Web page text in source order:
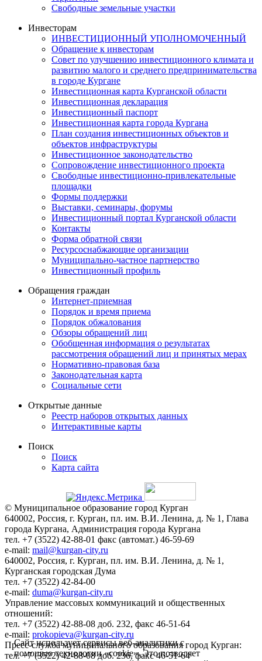
Свободные земельные участки
Инвесторам
ИНВЕСТИЦИОННЫЙ УПОЛНОМОЧЕННЫЙ
Обращение к инвесторам
Совет по улучшению инвестиционного климата и
развитию малого и среднего предпринимательства
в городе Кургане
Инвестиционная карта Курганской области
Инвестиционная декларация
Инвестиционный паспорт
Инвестиционная карта города Кургана
План создания инвестиционных объектов и
объектов инфраструктуры
Инвестиционное законодательство
Сопровождение инвестиционного проекта
Свободные инвестиционно-привлекательные
площадки
Формы поддержки
Выставки, семинары, форумы
Инвестиционный портал Курганской области
Контакты
Форма обратной связи
Ресурсоснабжающие организации
Муниципально-частное партнерство
Инвестиционный профиль
Обращения граждан
Интернет-приемная
Порядок и время приема
Порядок обжалования
Обзоры обращений лиц
Обобщенная информация о результатах
рассмотрения обращений лиц и принятых мерах
Нормативно-правовая база
Законодательная карта
Социальные сети
Открытые данные
Реестр наборов открытых данных
Интерактивные карты
Поиск
Поиск
Карта сайта
© Муниципальное образование город Курган
640002, Россия, г. Курган, пл. им. В.И. Ленина, д. № 1, Глава
города Кургана, Администрация города Кургана
тел. +7 (3522) 42-88-01 факс (автомат.) 46-59-69
e-mail: mail@kurgan-city.ru
640002, Россия, г. Курган, пл. им. В.И. Ленина, д. № 1,
Курганская городская Дума
тел. +7 (3522) 42-84-00
e-mail: duma@kurgan-city.ru
Управление массовых коммуникаций и общественных
отношений:
тел. +7 (3522) 42-88-08 доб. 232, факс 46-51-64
e-mail: prokopieva@kurgan-city.ru
Пресс-служба муниципального образования город Курган:
тел. +7 (3522) 42-88-08 доб. 236, факс 46-51-64
Сайт использует сервисы веб-аналитики с
помощью технологии «cookie». Это позволяет